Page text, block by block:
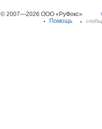
© 2007—2026 ООО «РуФокс»
Помощь